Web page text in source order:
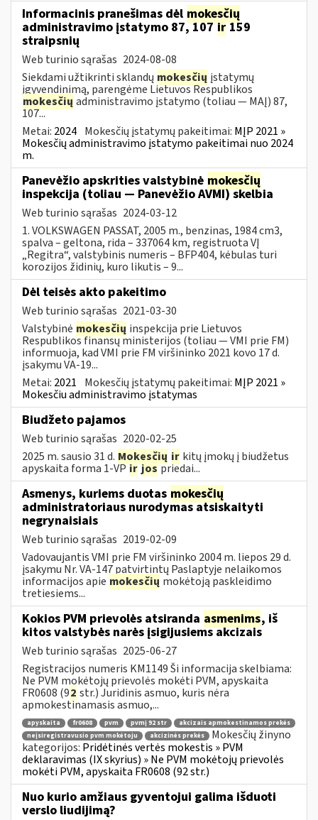
Informacinis pranešimas dėl mokesčių
administravimo įstatymo 87, 107ir159
straipsnių
Web turinio sąrašas 2024-08-08
Siekdami užtikrinti sklandų mokesčių įstatymų
įgyvendinimą, parengėme Lietuvos Respublikos
mokesčių administravimo įstatymo (toliau — MAĮ) 87,
107...
Metai: 2024 Mokesčių įstatymų pakeitimai: MĮP 2021 »
Mokesčių administravimo įstatymo pakeitimai nuo 2024
m.
Panevėžio apskrities valstybinė mokesčių
inspekcija (toliau — Panevėžio AVMI) skelbia
Web turinio sąrašas 2024-03-12
1. VOLKSWAGEN PASSAT, 2005 m., benzinas, 1984 cm3,
spalva – geltona, rida – 337064 km, registruota VĮ
„Regitra“, valstybinis numeris – BFP404, kėbulas turi
korozijos židinių, kuro likutis – 9...
Dėl teisės akto pakeitimo
Web turinio sąrašas 2021-03-30
Valstybinė mokesčių inspekcija prie Lietuvos
Respublikos finansų ministerijos (toliau ― VMI prie FM)
informuoja, kad VMI prie FM viršininko 2021 kovo 17 d.
įsakymu VA-19...
Metai: 2021 Mokesčių įstatymų pakeitimai: MĮP 2021 »
Mokesčiu administravimo įstatymas
Biudžeto pajamos
Web turinio sąrašas 2020-02-25
2025 m. sausio 31 d. Mokesčių ir kitų įmokų į biudžetus
apyskaita forma 1-VPir jospriedai...
Asmenys, kuriems duotas mokesčių
administratoriaus nurodymas atsiskaityti
negrynaisiais
Web turinio sąrašas 2019-02-09
Vadovaujantis VMI prie FM viršininko 2004 m. liepos 29 d.
įsakymu Nr. VA-147 patvirtintų Paslaptyje nelaikomos
informacijos apie mokesčių mokėtoją paskleidimo
tretiesiems...
Kokios PVM prievolės atsiranda asmenims, iš
kitos valstybės narės įsigijusiems akcizais
Web turinio sąrašas 2025-06-27
Registracijos numeris KM1149 Ši informacija skelbiama:
Ne PVM mokėtojų prievolės mokėti PVM, apyskaita
FR0608 (92 str.) Juridinis asmuo, kuris nėra
apmokestinamasis asmuo,...
apyskaita fr0608 pvm pvmį 92 str
akcizais apmokestinamos prekės
neįsiregistravusio pvm mokėtoju
akcizinės prekės
Mokesčių žinyno
kategorijos: Pridėtinės vertės mokestis » PVM
deklaravimas (IX skyrius) » Ne PVM mokėtojų prievolės
mokėti PVM, apyskaita FR0608 (92 str.)
Nuo kurio amžiaus gyventojui galima išduoti
verslo liudijimą?